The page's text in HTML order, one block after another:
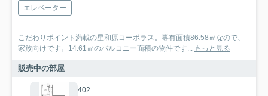
エレベーター
こだわりポイント満載の星和原コーポラス。専有面積86.58㎡なので、
家族向けです。14.61㎡のバルコニー面積の物件です... もっと見る
販売中の部屋
402